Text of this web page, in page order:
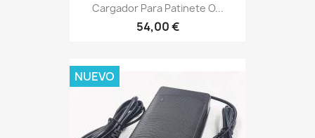
Cargador Para Patinete O...
54,00 €
NUEVO